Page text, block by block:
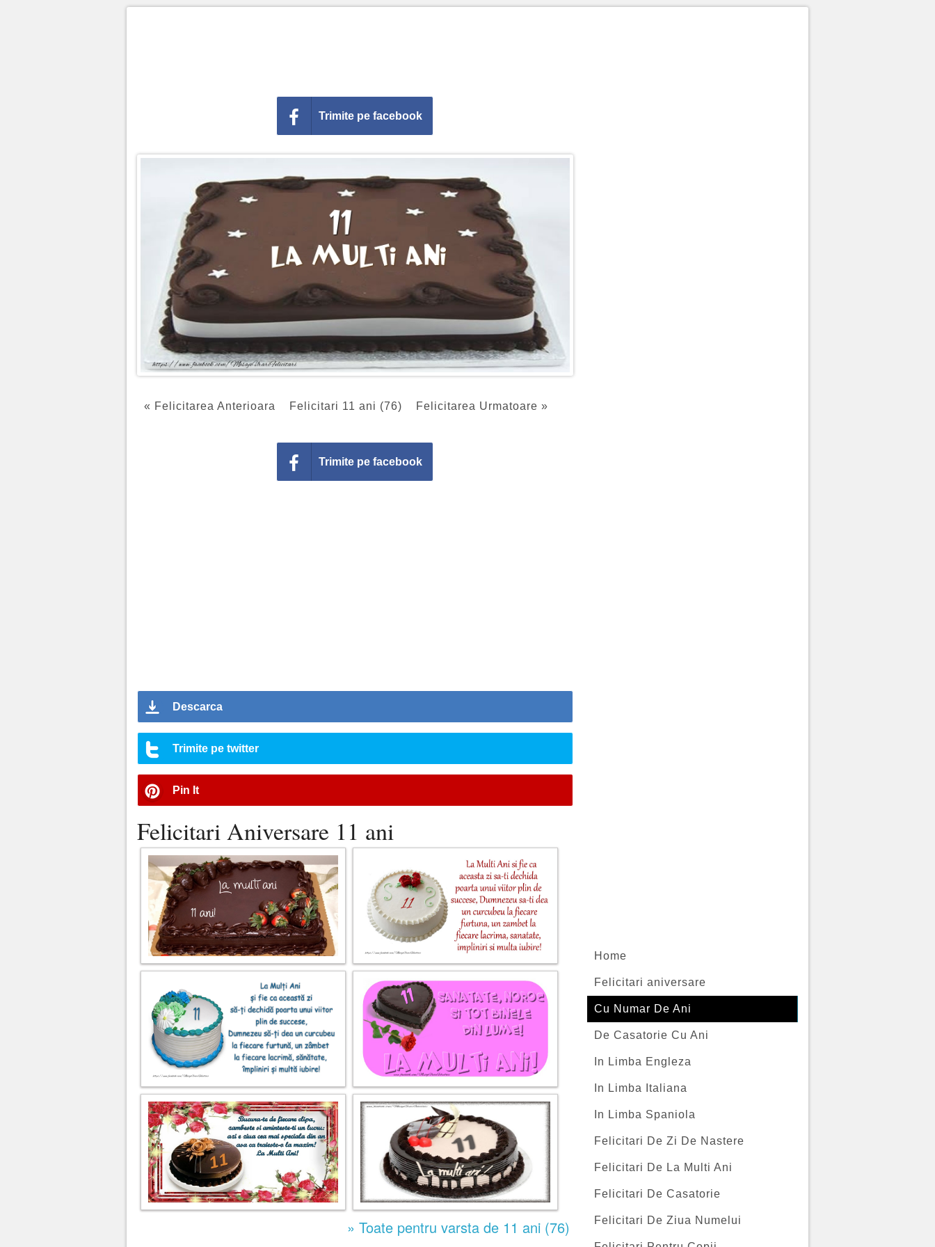
Trimite pe facebook
« Felicitarea Anterioara Felicitari 11 ani (76) Felicitarea Urmatoare »
Trimite pe facebook
Descarca
Trimite pe twitter
Pin It
Felicitari Aniversare 11 ani
» Toate pentru varsta de 11 ani (76)
Home
Felicitari aniversare
Cu Numar De Ani
De Casatorie Cu Ani
In Limba Engleza
In Limba Italiana
In Limba Spaniola
Felicitari De Zi De Nastere
Felicitari De La Multi Ani
Felicitari De Casatorie
Felicitari De Ziua Numelui